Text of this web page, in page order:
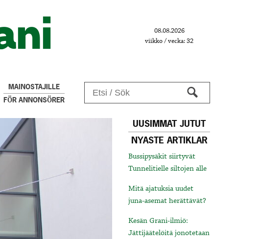
08.08.2026
viikko / vecka: 32
MAINOSTAJILLE
FÖR ANNONSÖRER
UUSIMMAT JUTUT
NYASTE ARTIKLAR
Bussipysäkit siirtyvät
Tunnelitielle siltojen alle
Mitä ajatuksia uudet
juna-asemat herättävät?
Kesän Grani-ilmiö:
Jättijäätelöitä jonotetaan